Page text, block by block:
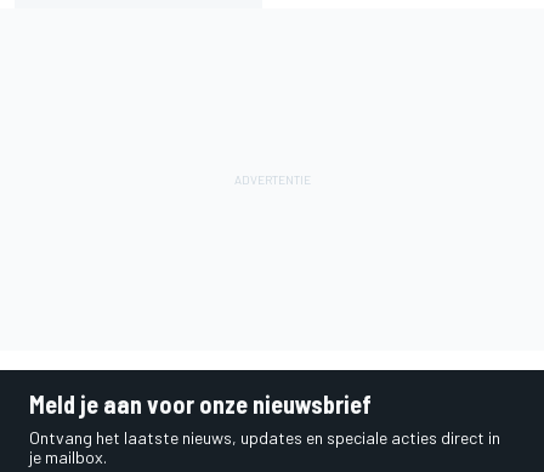
Meld je aan voor onze nieuwsbrief
Ontvang het laatste nieuws, updates en speciale acties direct in
je mailbox.